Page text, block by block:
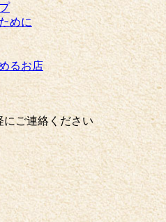
めに
るお店
にご連絡ください